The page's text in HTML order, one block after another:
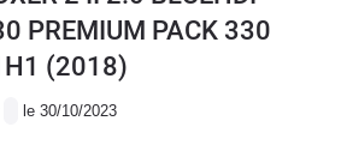
PREMIUM PACK 330
(2018)
le 30/10/2023